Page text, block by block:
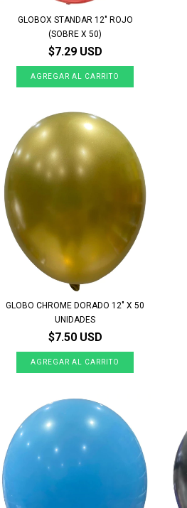
GLOBOX STANDAR 12" ROJO
(SOBRE X 50)
$7.29 USD
GLOBO CHROME DORADO 12" X 50
UNIDADES
$7.50 USD